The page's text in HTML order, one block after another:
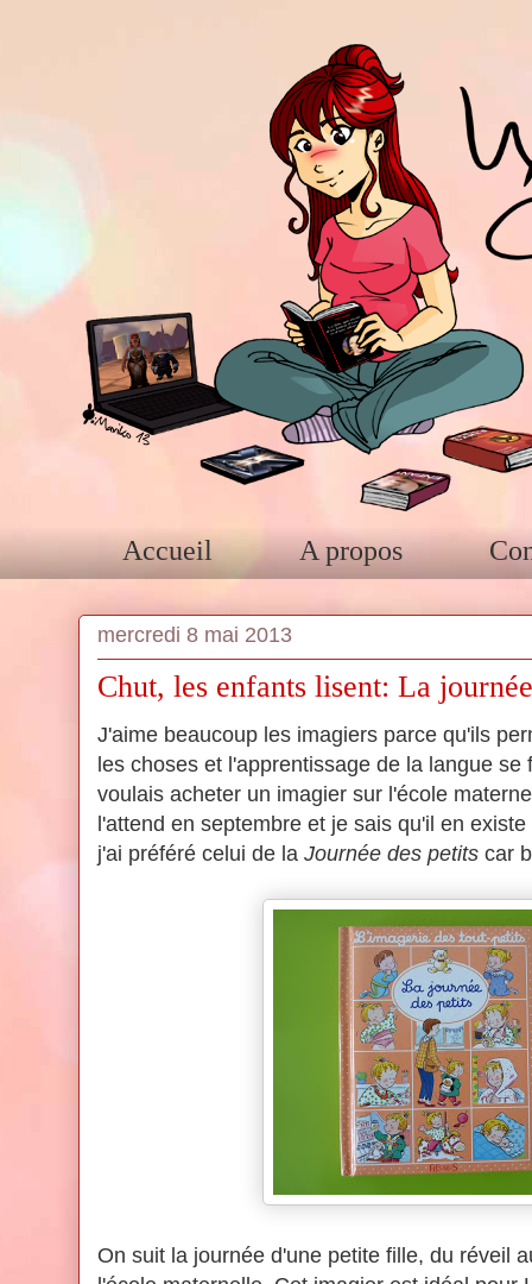
Accueil A propos
mercredi 8 mai 2013
Chut, les enfants lisent: La
J'aime beaucoup les imagiers parce qu'ils
les choses et l'apprentissage de la langue se
voulais acheter un imagier sur l'école
l'attend en septembre et je sais qu'il en
j'ai préféré celui de la Journée des petits car
On suit la journée d'une petite fille, du réveil